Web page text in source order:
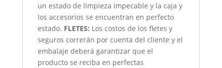
un estado de limpieza impecable y la caja y
los accesorios se encuentran en perfecto
estado. FLETES: Los costos de los fletes y
seguros correrán por cuenta del cliente y el
embalaje deberá garantizar que el
producto se reciba en perfectas